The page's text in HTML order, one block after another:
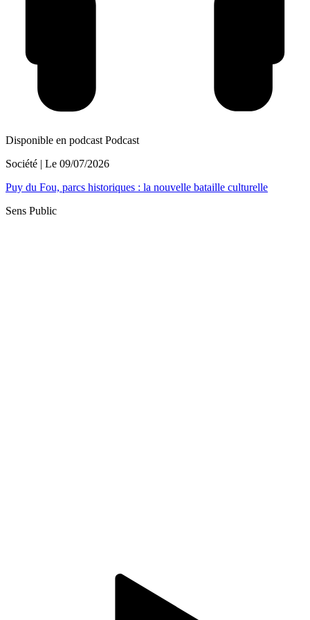
Disponible en podcast Podcast
Société | Le 09/07/2026
Puy du Fou, parcs historiques : la nouvelle bataille culturelle
Sens Public